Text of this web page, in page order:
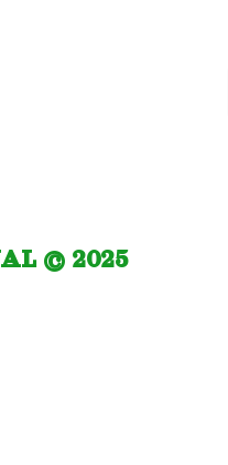
© 2025